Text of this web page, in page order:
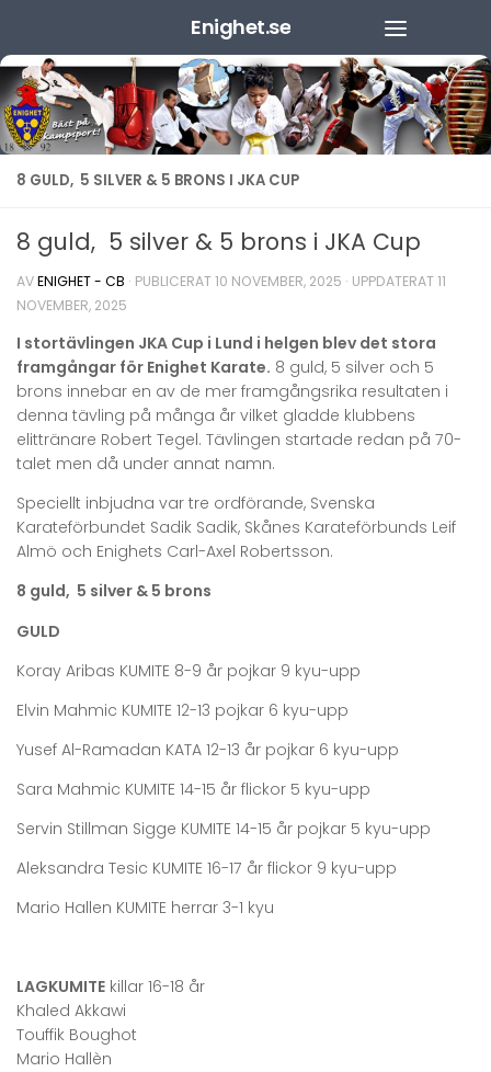
Enighet.se
8 GULD, 5 SILVER & 5 BRONS I JKA CUP
8 guld, 5 silver & 5 brons i JKA Cup
AVENIGHET - CB · PUBLICERAT10 NOVEMBER, 2025 · UPPDATERAT11
NOVEMBER, 2025
I stortävlingen JKA Cup i Lund i helgen blev det stora
framgångar för Enighet Karate. 8 guld, 5 silver och 5
brons innebar en av de mer framgångsrika resultaten i
denna tävling på många år vilket gladde klubbens
elittränare Robert Tegel. Tävlingen startade redan på 70-
talet men då under annat namn.
Speciellt inbjudna var tre ordförande, Svenska
Karateförbundet Sadik Sadik, Skånes Karateförbunds Leif
Almö och Enighets Carl-Axel Robertsson.
8 guld, 5 silver & 5 brons
GULD
Koray Aribas KUMITE 8-9 år pojkar 9 kyu-upp
Elvin Mahmic KUMITE 12-13 pojkar 6 kyu-upp
Yusef Al-Ramadan KATA 12-13 år pojkar 6 kyu-upp
Sara Mahmic KUMITE 14-15 år flickor 5 kyu-upp
Servin Stillman Sigge KUMITE 14-15 år pojkar 5 kyu-upp
Aleksandra Tesic KUMITE 16-17 år flickor 9 kyu-upp
Mario Hallen KUMITE herrar 3-1 kyu
LAGKUMITE killar 16-18 år
Khaled Akkawi
Touffik Boughot
Mario Hallèn